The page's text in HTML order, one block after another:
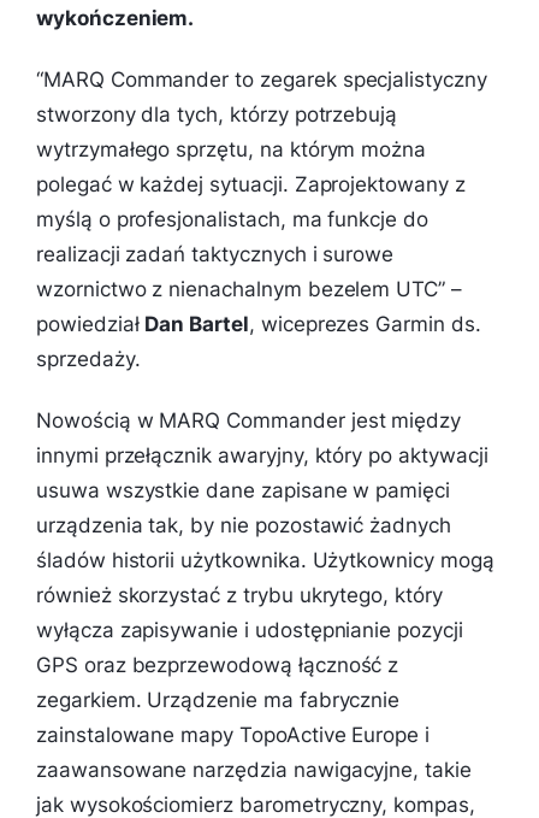
wykończeniem.
“MARQ Commander to zegarek specjalistyczny
stworzony dla tych, którzy potrzebują
wytrzymałego sprzętu, na którym można
polegać w każdej sytuacji. Zaprojektowany z
myślą o profesjonalistach, ma funkcje do
realizacji zadań taktycznych i surowe
wzornictwo z nienachalnym bezelem UTC” –
powiedział Dan Bartel, wiceprezes Garmin ds.
sprzedaży.
Nowością w MARQ Commander jest między
innymi przełącznik awaryjny, który po aktywacji
usuwa wszystkie dane zapisane w pamięci
urządzenia tak, by nie pozostawić żadnych
śladów historii użytkownika. Użytkownicy mogą
również skorzystać z trybu ukrytego, który
wyłącza zapisywanie i udostępnianie pozycji
GPS oraz bezprzewodową łączność z
zegarkiem. Urządzenie ma fabrycznie
zainstalowane mapy TopoActive Europe i
zaawansowane narzędzia nawigacyjne, takie
jak wysokościomierz barometryczny, kompas,